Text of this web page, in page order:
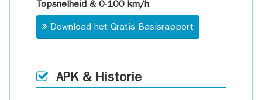
Topsnelheid & 0-100 km/h
Download het Gratis Basisrapport
APK & Historie